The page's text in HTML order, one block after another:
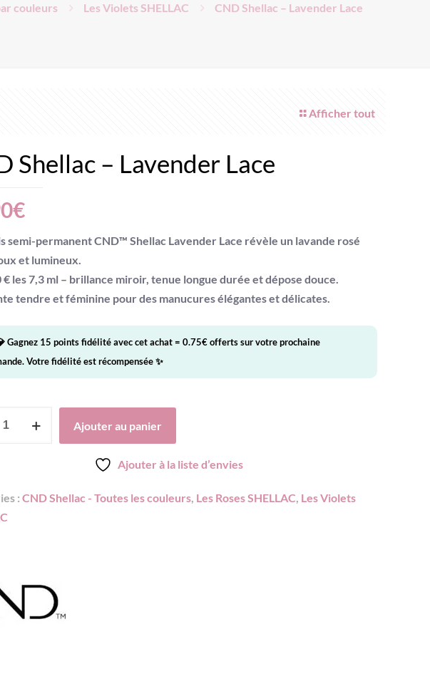
couleurs Les Violets SHELLAC CND Shellac – Lavender Lace
Afficher tout
Shellac – Lavender Lace
€
semi-permanent CND™ Shellac Lavender Lace révèle un lavande rosé
et lumineux.
€ les 7,3 ml – brillance miroir, tenue longue durée et dépose douce.
tendre et féminine pour des manucures élégantes et délicates.
Gagnez 15 points fidélité avec cet achat = 0.75€offerts sur votre prochaine
Votre fidélité est récompensée ✨
Ajouter au panier
Ajouter à la liste d’envies
: CND Shellac - Toutes les couleurs, Les Roses SHELLAC, Les Violets